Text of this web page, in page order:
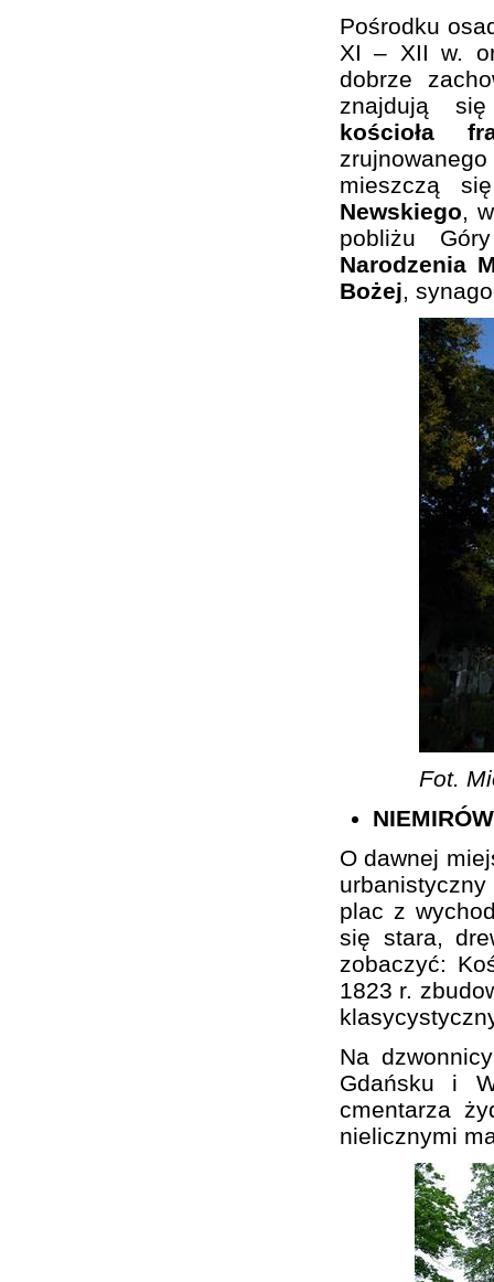
Pośrodku
XI – XII w.
dobrze
znajdują
kościoła
mieszczą
Newskiego,
pobliżu
Narodzenia
Bożej,
Fot.
NIEMIRÓW
O dawnej
plac z
się stara,
zobaczyć:
1823 r.
Na
Gdańsku i
cmentarza
nielicznymi